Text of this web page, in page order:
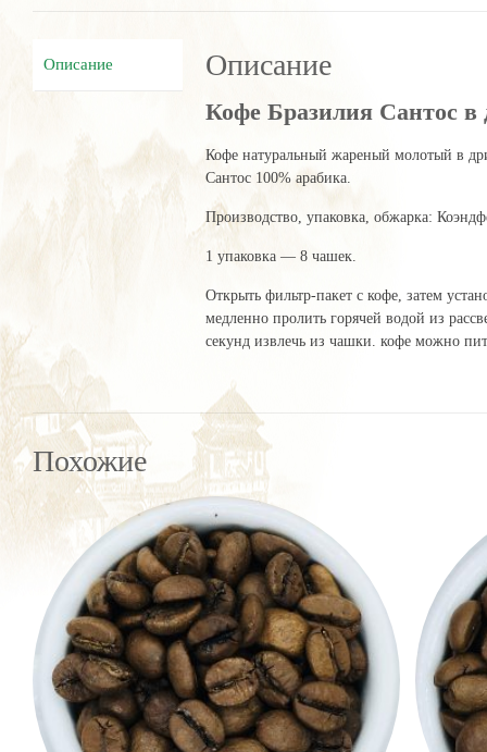
Описание Описание
Кофе Бразилия Сантос в
Кофе натуральный жареный молотый в
Сантос 100% арабика.
Производство, упаковка, обжарка:
1 упаковка — 8 чашек.
Открыть фильтр-пакет с кофе, затем
медленно пролить горячей водой из
секунд извлечь из чашки. кофе можно
Похожие